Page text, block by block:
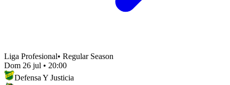
Liga Profesional• Regular Season
Dom 26 jul • 20:00
Defensa Y Justicia